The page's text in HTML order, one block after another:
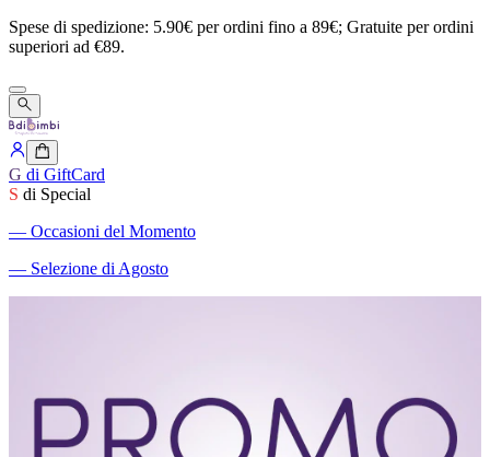
Spese di spedizione: 5.90€ perordini fino a 89€; Gratuite perordini
superiori ad €89.
G di GiftCard
S di Special
― Occasioni del Momento
― Selezione di Agosto